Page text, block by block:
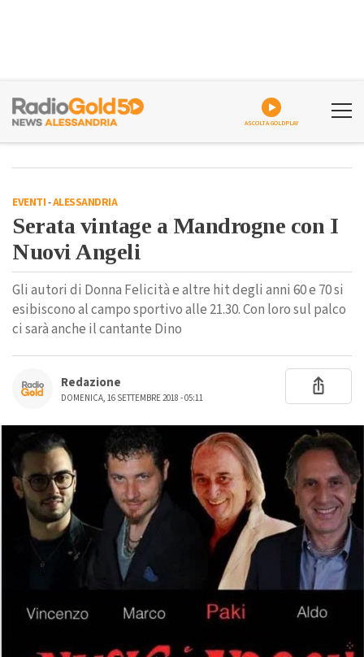
ASCOLTA GOLDPLAY
EVENTI-ALESSANDRIA
Serata vintage a Mandrogne con I
Nuovi Angeli
Gli autori di Donna Felicità e altre hit degli anni 60 e 70 si
esibiscono al campo sportivo alle 21.30. Con loro sul palco
ci sarà anche il cantante Dino
Redazione
DOMENICA, 16 SETTEMBRE 2018 - 05:11